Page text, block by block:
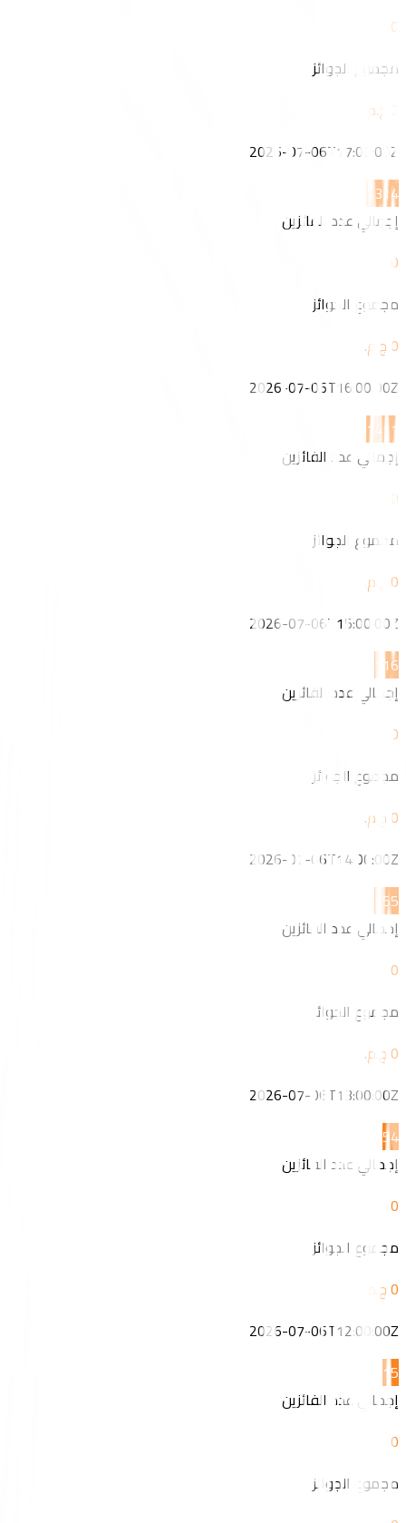
0
مجموع الجوائز
2026-07-06T17:00:00Z
1314
إجمالي عدد الفائزين
0
مجموع الجوائز
2026-07-06T16:00:00Z
1411
إجمالي عدد الفائزين
0
مجموع الجوائز
2026-07-06T15:00:00Z
16
إجمالي عدد الفائزين
0
مجموع الجوائز
2026-07-06T14:00:00Z
155
إجمالي عدد الفائزين
0
مجموع الجوائز
2026-07-06T13:00:00Z
54
إجمالي عدد الفائزين
0
مجموع الجوائز
2026-07-06T12:00:00Z
15
إجمالي عدد الفائزين
0
مجموع الجوائز